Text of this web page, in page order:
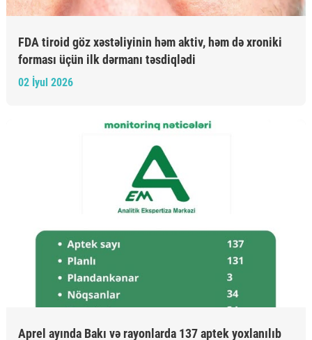
FDA tiroid göz xəstəliyinin həm aktiv, həm də xroniki
forması üçün ilk dərmanı təsdiqlədi
02 İyul 2026